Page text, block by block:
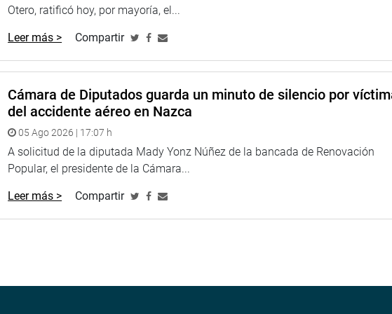
Ríos Alarcón, y los dirigentes solicitaron al parlamentario que interponga sus
ante el Ministerio de Cultura para la expedición del certificado de
se puedan sanear sus tierras.
que los colegios de la zona están en completo deterioro.
de interés primordial la reconstrucción de la institución educativa y
la municipalidad y las autoridades educativas para hacer real este
todo a la niñez y juventud del distrito.
Otero, ratificó hoy, por mayoría, el...
Leer más > Compartir
Cámara de Diputados guarda un minuto de silencio por
del accidente aéreo en Nazca
05 Ago 2026 | 17:07 h
A solicitud de la diputada Mady Yonz Núñez de la bancada de Renovación
Popular, el presidente de la Cámara...
Leer más > Compartir